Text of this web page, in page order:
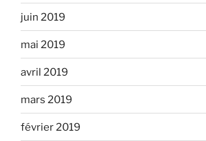
juin 2019
mai 2019
avril 2019
mars 2019
février 2019